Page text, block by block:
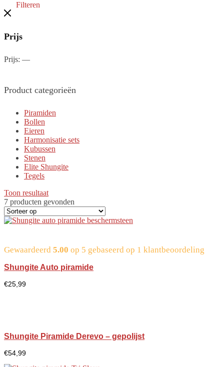
Filteren
Prijs
Prijs: —
Product categorieën
Piramiden
Bollen
Eieren
Harmonisatie sets
Kubussen
Stenen
Elite Shungite
Tegels
Toon resultaat
7 producten gevonden
Gewaardeerd 5.00 op 5 gebaseerd op 1 klantbeoordeling
Shungite Auto piramide
€25,99
Shungite Piramide Derevo – gepolijst
€54,99